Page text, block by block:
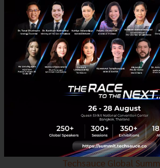
E-mail :
Tel : 02-001-5375
Mobile : 06-4658-9500
Techsauce Media
About Techsauce
Techsauce Services
Privacy Policy
ส่งบทความ
Techsauce Global